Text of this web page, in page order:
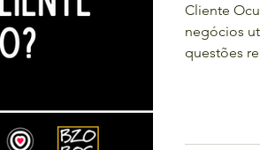
Cliente
negócios
questões